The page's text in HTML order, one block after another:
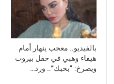
بالفيديو.. معجب ينهار أمام
هيفاء وهبي في حفل بيروت
ويصرخ: “بحبك”.. ورد…